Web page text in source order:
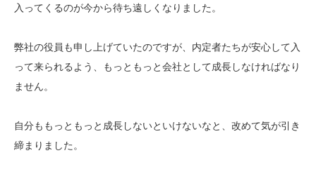
入ってくるのが今から待ち遠しくなりました。
弊社の役員も申し上げていたのですが、内定者たちが安心して入
って来られるよう、もっともっと会社として成長しなければなり
ません。
自分ももっともっと成長しないといけないなと、改めて気が引き
締まりました。